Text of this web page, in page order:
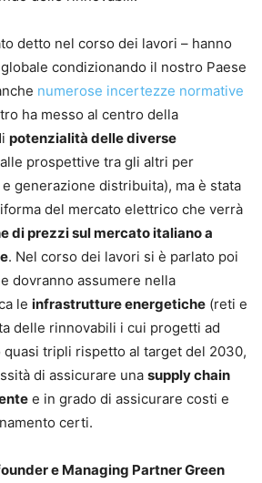
detto nel corso dei lavori – hanno
condizionando il nostro Paese
numerose incertezze normative
ha messo al centro della
potenzialità delle diverse
prospettive tra gli altri per
generazione distribuita), ma è stata
del mercato elettrico che verrà
di prezzi sul mercato italiano a
. Nel corso dei lavori si è parlato poi
dovranno assumere nella
le infrastrutture energetiche (reti e
delle rinnovabili i cui progetti ad
tripli rispetto al target del 2030,
di assicurare una supply chain
e in grado di assicurare costi e
certi.
e Managing Partner Green